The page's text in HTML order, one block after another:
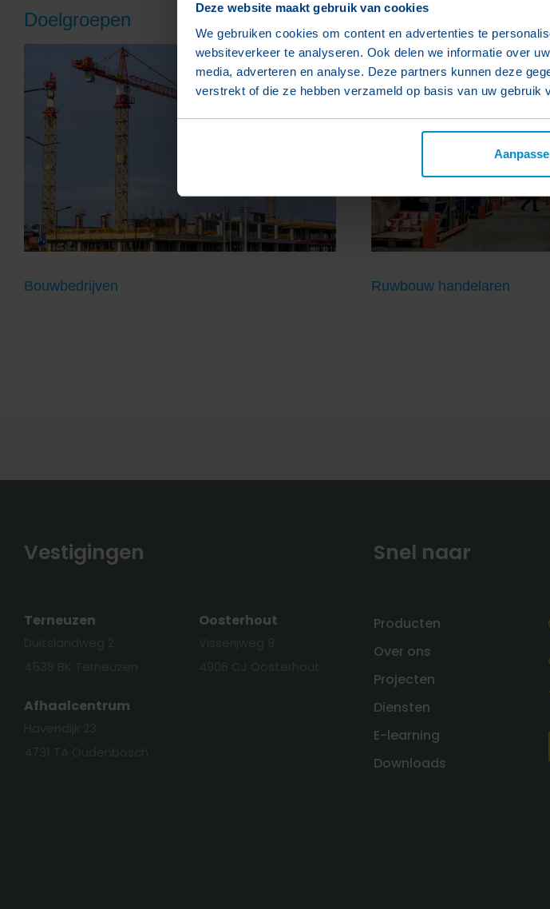
Deze website maakt gebruik van cookies
We gebruiken cookies om content en advertenties te
websiteverkeer te analyseren. Ook delen we informatie over
media, adverteren en analyse. Deze partners kunnen deze
verstrekt of die ze hebben verzameld op basis van uw gebruik
Doelgroepen
Bouwbedrijven Ruwbouw handelaren
Vestigingen
Terneuzen Oosterhout
Afhaalcentrum
Snel naar
Producten
Over ons
Projecten
Diensten
E-learning
Downloads